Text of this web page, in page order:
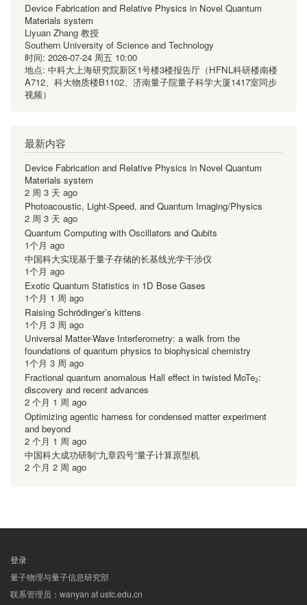
Device Fabrication and Relative Physics in Novel Quantum
Materials system
Liyuan Zhang 教授
Southern University of Science and Technology
时间: 2026-07-24 周五 10:00
地点: 中科大上海研究院新区1号楼3楼报告厅（HFNL科研楼南楼
A712、科大物质楼B1102、济南量子院量子科学大厦1417室同步
视频）
最新内容
Device Fabrication and Relative Physics in Novel Quantum
Materials system
2 周 3 天 ago
Photoacoustic, Light-Speed, and Quantum Imaging/Physics
2 周 3 天 ago
Quantum Computing with Oscillators and Qubits
1个月 ago
中国科大实现基于量子存储的长基线光学干涉仪
1个月 ago
Exotic Quantum Statistics in 1D Bose Gases
1个月 1 周 ago
Raising Schrödinger’s kittens
1个月 3 周 ago
Universal Matter-Wave Interferometry: a walk from the
foundations of quantum physics to biophysical chemistry
1个月 3 周 ago
Fractional quantum anomalous Hall effect in twisted MoTe₂:
discovery and recent advances
2 个月 1 周 ago
Optimizing agentic harness for condensed matter experiment
and beyond
2 个月 1 周 ago
中国科大成功研制“九章四号”量子计算原型机
2 个月 2 周 ago
用
户
登录
量子物理与量子信息研究部
联系管理员：wanyan at ustc.edu.cn